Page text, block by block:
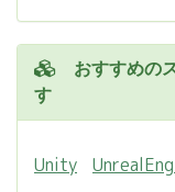
おすすめの
す
Unity